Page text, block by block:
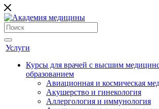
Услуги
Курсы для врачей с высшим
образованием
Авиационная и космическая
Акушерство и гинекология
Аллергология и иммунология